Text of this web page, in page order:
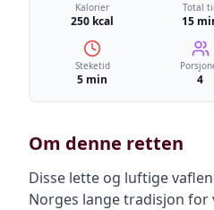
Kalorier
250 kcal
Total
15
Steketid
5 min 4
Om denne retten
Disse lette og luftige
Norges lange tradisjon